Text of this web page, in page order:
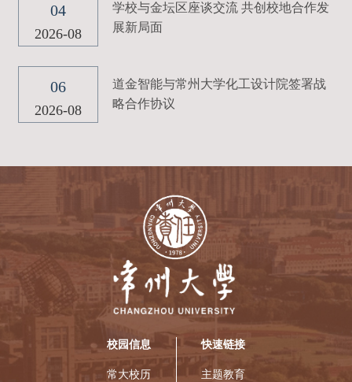
04
2026-08
学校与金坛区座谈交流 共创校地合作发
展新局面
06
2026-08
道金智能与常州大学化工设计院签署战
略合作协议
校园信息
常大校历
快速链接
主题教育